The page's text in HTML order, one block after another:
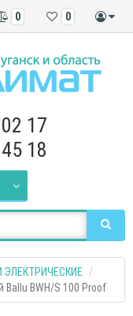
0
0
17
18
ЭЛЕКТРИЧЕСКИЕ
Ballu BWH/S 100 Proof